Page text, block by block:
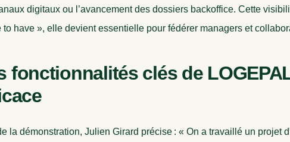
digitaux ou l’avancement des dossiers backoffice. Cette
to have », elle devient essentielle pour fédérer managers et
fonctionnalités clés de
la démonstration, Julien Girard précise : « On a travaillé un projet